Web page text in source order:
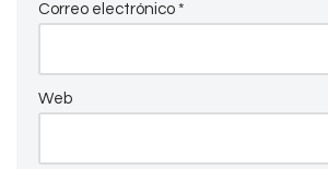
Correo electrónico *
Web